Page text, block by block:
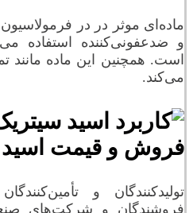
ماده‌ای موثر در در
و ضدعفونی‌کننده استفاده
است. همچنین این ماده مانند
می‌کند.
فروش و قیمت اسید
تولیدکنندگان و
فروشندگان و شرکت‌های